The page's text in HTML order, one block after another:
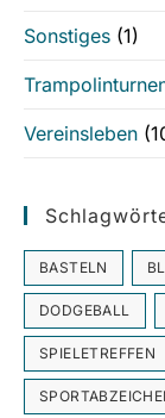
Sonstiges (1)
Vereinsleben
BASTELN
DODGEBALL
SPIELETREFFEN